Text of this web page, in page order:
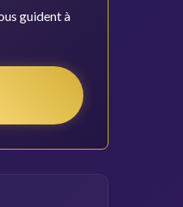
guident à